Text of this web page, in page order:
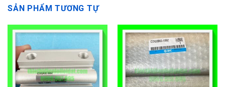
SẢN PHẨM TƯƠNG TỰ